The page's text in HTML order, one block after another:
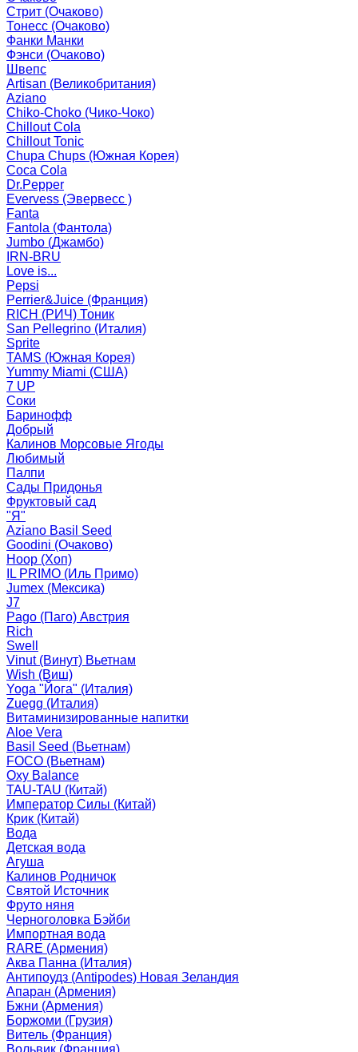
Стрит (Очаково)
Тонесс (Очаково)
Фанки Манки
Фэнси (Очаково)
Швепс
Artisan (Великобритания)
Aziano
Chiko-Choko (Чико-Чоко)
Chillout Cola
Chillout Tonic
Chupa Chups (Южная Корея)
Coca Cola
Dr.Pepper
Evervess (Эвервесс )
Fanta
Fantola (Фантола)
Jumbo (Джамбо)
IRN-BRU
Love is...
Pepsi
Perrier&Juice (Франция)
RICH (РИЧ) Тоник
San Pellegrino (Италия)
Sprite
TAMS (Южная Корея)
Yummy Miami (США)
7 UP
Соки
Баринофф
Добрый
Калинов Морсовые Ягоды
Любимый
Палпи
Сады Придонья
Фруктовый сад
"Я"
Aziano Basil Seed
Goodini (Очаково)
Hoop (Хоп)
IL PRIMO (Иль Примо)
Jumex (Мексика)
J7
Pago (Паго) Австрия
Rich
Swell
Vinut (Винут) Вьетнам
Wish (Виш)
Yoga "Йога" (Италия)
Zuegg (Италия)
Витаминизированные напитки
Aloe Vera
Basil Seed (Вьетнам)
FOCO (Вьетнам)
Oxy Balance
TAU-TAU (Китай)
Император Силы (Китай)
Крик (Китай)
Вода
Детская вода
Агуша
Калинов Родничок
Святой Источник
Фруто няня
Черноголовка Бэйби
Импортная вода
RARE (Армения)
Аква Панна (Италия)
Антипоудз (Antipodes) Новая Зеландия
Апаран (Армения)
Бжни (Армения)
Боржоми (Грузия)
Витель (Франция)
Вольвик (Франция)